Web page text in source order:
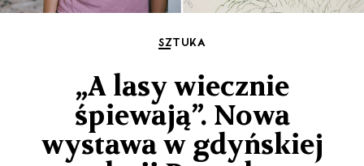
SZTUKA
„A lasy wiecznie
śpiewają”. Nowa
wystawa w gdyńskiej